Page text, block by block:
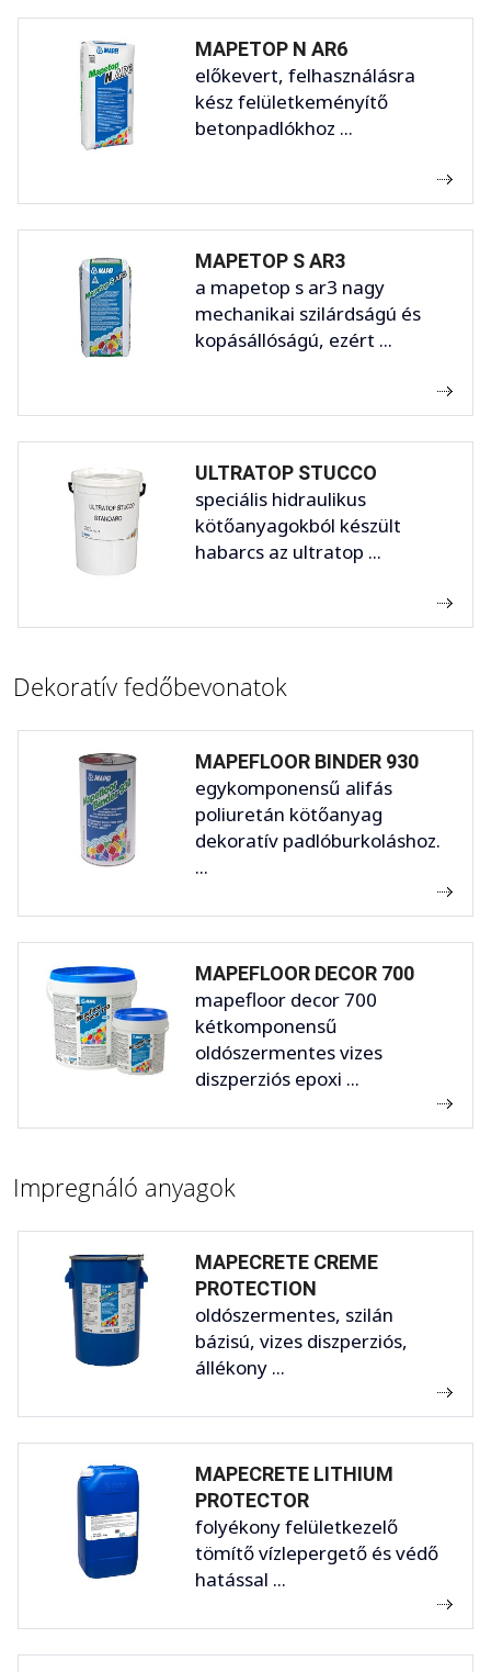
MAPETOP N AR6
előkevert, felhasználásra
kész felületkeményítő
betonpadlókhoz ...
MAPETOP S AR3
a mapetop s ar3 nagy
mechanikai szilárdságú és
kopásállóságú, ezért ...
ULTRATOP STUCCO
speciális hidraulikus
kötőanyagokból készült
habarcs az ultratop ...
Dekoratív fedőbevonatok
MAPEFLOOR BINDER 930
egykomponensű alifás
poliuretán kötőanyag
dekoratív padlóburkoláshoz.
...
MAPEFLOOR DECOR 700
mapefloor decor 700
kétkomponensű
oldószermentes vizes
diszperziós epoxi ...
Impregnáló anyagok
MAPECRETE CREME
PROTECTION
oldószermentes, szilán
bázisú, vizes diszperziós,
állékony ...
MAPECRETE LITHIUM
PROTECTOR
folyékony felületkezelő
tömítő vízlepergető és védő
hatással ...